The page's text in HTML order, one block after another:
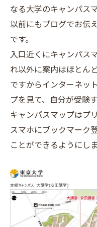
なる大学のキャンパス
以前にもブログでお伝
です。
入口近くにキャンパス
れ以外に案内はほとん
ですからインターネッ
プを見て、自分が受験
キャンパスマップはプ
スマホにブックマーク
ことができるようにし